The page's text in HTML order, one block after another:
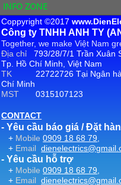
INFO ZONE
Coppyright ©2017
Công ty TNHH ANH TY
Together, we make Việt Nam
Địa chỉ793/28/7/1 Trần Xuân
Tp. Hồ Chí Minh, Việt Nam
TK22722726 Tại Ngân
Chí Minh
MST0315107123
CONTACT
- Yêu cầu báo giá / Đặt
+ Mobile 0909 18 68 79,
+ Email
- Yêu cầu hỗ trợ
+ Mobile 0909 18 68 79,
+ Email